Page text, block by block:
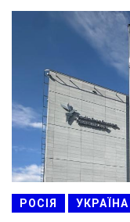
РОСІЯ УКРАЇНА